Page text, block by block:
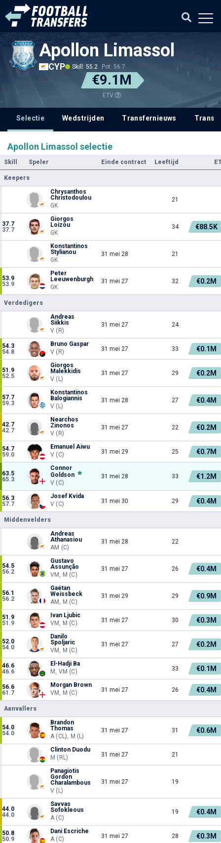
Apollon Limassol
CYP Skill: 55.2 Pot: 56.7
€9.1M
ETV
Selectie Wedstrijden Transfernieuws
Apollon Limassol selectie
Skill Speler Einde contract Leeftijd
Keepers
Chrysanthos
Christodoulou
GK
21
37.7
37.7
Giorgos
Loizou
GK
34 €88.5K
Konstantinos
Stylianou
GK
31 mei 28 21
53.9
53.9
Peter
Leeuwenburgh
GK
31 mei 27 32 €0.2M
Verdedigers
Andreas
Siikkis
V (R)
31 mei 27 24
54.3
54.8
Bruno Gaspar
V (R)
31 mei 27 33 €0.1M
51.9
52.5
Giorgos
Malekkidis
V (L)
31 mei 27 29 €0.2M
57.7
59.3
Konstantinos
Balogiannis
V (L)
31 mei 28 27 €0.4M
42.7
42.7
Nearchos
Zinonos
V (R)
31 mei 27 22 €0.2M
54.7
59.0
Emanuel Aiwu
V (C)
31 mei 29 25 €0.7M
63.5
65.3
Connor
Goldson
V (C)
31 mei 28 33 €1.2M
56.3
57.7
Josef Kvida
V (C)
31 mei 30 29 €0.4M
Middenvelders
Andreas
Athanasiou
AM (C)
31 mei 28 22
54.5
56.2
Gustavo
Assunção
VM, M (C)
31 mei 27 26 €0.4M
56.1
56.2
Gaétan
Weissbeck
AM, M (C)
31 mei 29 29 €0.9M
51.9
51.9
Ivan Ljubic
VM, M (C)
31 mei 27 30 €0.3M
52.0
54.0
Danilo
Spoljaric
VM, M (C)
31 mei 27 27 €0.2M
46.6
46.6
El-Hadji Ba
M, VM (C)
33 €0.1M
56.6
61.7
Morgan Brown
VM, M (C)
31 mei 27 26 €0.4M
Aanvallers
54.0
54.0
Brandon
Thomas
A (CL), M (L)
31 mei 27 31 €0.6M
Clinton Duodu
M (RL)
31 mei 27 21
Panagiotis
Gordon
Charalambous
V (L)
31 mei 27 19
44.0
44.0
Savvas
Sofokleous
A (C)
19 €0.4M
50.8
50.9
Dani Escriche
A (C)
31 mei 27 28 €0.3M